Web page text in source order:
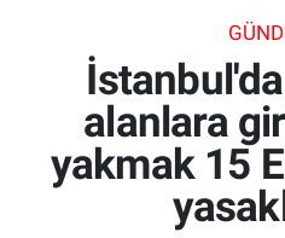
alanlara
yakmak 15